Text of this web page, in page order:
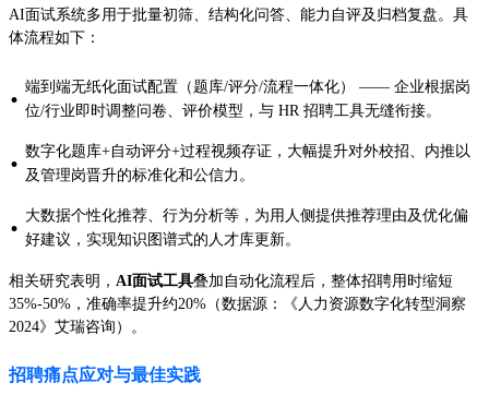
AI面试系统多用于批量初筛、结构化问答、能力自评及归档复盘。具
体流程如下：
· 端到端无纸化面试配置（题库/评分/流程一体化） —— 企业根据岗
位/行业即时调整问卷、评价模型，与 HR 招聘工具无缝衔接。
· 数字化题库+自动评分+过程视频存证，大幅提升对外校招、内推以
及管理岗晋升的标准化和公信力。
· 大数据个性化推荐、行为分析等，为用人侧提供推荐理由及优化偏
好建议，实现知识图谱式的人才库更新。
相关研究表明， AI面试工具叠加自动化流程后，整体招聘用时缩短
35%-50%，准确率提升约20%（数据源：《人力资源数字化转型洞察
2024》艾瑞咨询）。
招聘痛点应对与最佳实践